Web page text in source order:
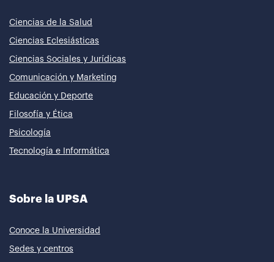
Ciencias de la Salud
Ciencias Eclesiásticas
Ciencias Sociales y Jurídicas
Comunicación y Marketing
Educación y Deporte
Filosofía y Ética
Psicología
Tecnología e Informática
Sobre la UPSA
Conoce la Universidad
Sedes y centros